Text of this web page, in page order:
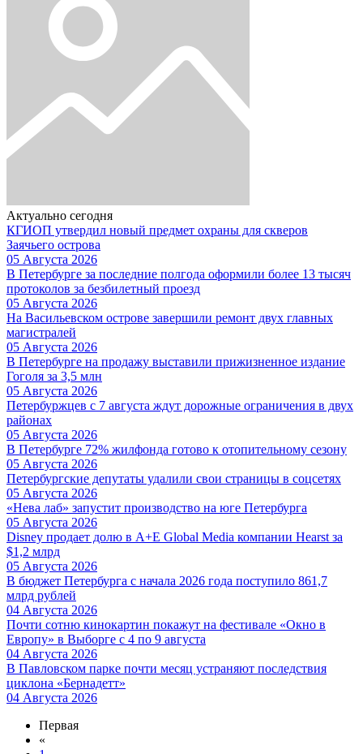
Актуально сегодня
КГИОП утвердил новый предмет охраны для скверов
Заячьего острова
05 Августа 2026
В Петербурге за последние полгода оформили более 13 тысяч
протоколов за безбилетный проезд
05 Августа 2026
На Васильевском острове завершили ремонт двух главных
магистралей
05 Августа 2026
В Петербурге на продажу выставили прижизненное издание
Гоголя за 3,5 млн
05 Августа 2026
Петербуржцев с 7 августа ждут дорожные ограничения в двух
районах
05 Августа 2026
В Петербурге 72% жилфонда готово к отопительному сезону
05 Августа 2026
Петербургские депутаты удалили свои страницы в соцсетях
05 Августа 2026
«Нева лаб» запустит производство на юге Петербурга
05 Августа 2026
Disney продает долю в A+E Global Media компании Hearst за
$1,2 млрд
05 Августа 2026
В бюджет Петербурга с начала 2026 года поступило 861,7
млрд рублей
04 Августа 2026
Почти сотню кинокартин покажут на фестивале «Окно в
Европу» в Выборге с 4 по 9 августа
04 Августа 2026
В Павловском парке почти месяц устраняют последствия
циклона «Бернадетт»
04 Августа 2026
Первая
«